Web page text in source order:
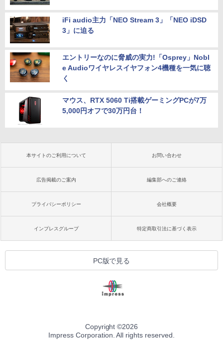
iFi audio主力「NEO Stream 3」「NEO iDSD
3」に迫る
エントリーなのに脅威の実力!「Osprey」Nobl
e Audioワイヤレスイヤフォン4機種を一気に聴
く
マウス、RTX 5060 Ti搭載ゲーミングPCが7万
5,000円オフで30万円台！
本サイトのご利用について お問い合わせ
広告掲載のご案内 編集部へのご連絡
プライバシーポリシー 会社概要
インプレスグループ 特定商取引法に基づく表示
PC版で見る
Copyright ©2026
Impress Corporation. All rights reserved.